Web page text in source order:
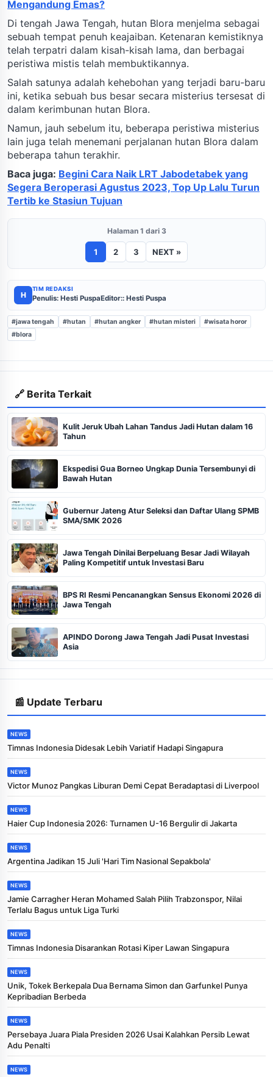
Mengandung Emas?
Di tengah Jawa Tengah, hutan Blora menjelma sebagai
sebuah tempat penuh keajaiban. Ketenaran kemistiknya
telah terpatri dalam kisah-kisah lama, dan berbagai
peristiwa mistis telah membuktikannya.
Salah satunya adalah kehebohan yang terjadi baru-baru
ini, ketika sebuah bus besar secara misterius tersesat di
dalam kerimbunan hutan Blora.
Namun, jauh sebelum itu, beberapa peristiwa misterius
lain juga telah menemani perjalanan hutan Blora dalam
beberapa tahun terakhir.
Baca juga: Begini Cara Naik LRT Jabodetabek yang
Segera Beroperasi Agustus 2023, Top Up Lalu Turun
Tertib ke Stasiun Tujuan
Halaman 1 dari 3
1 2 3 NEXT »
H
TIM REDAKSI
Penulis: Hesti PuspaEditor:: Hesti Puspa
#jawa tengah #hutan #hutan angker #hutan misteri
#wisata horor
#blora
🔗 Berita Terkait
Kulit Jeruk Ubah Lahan Tandus Jadi Hutan dalam 16
Tahun
Ekspedisi Gua Borneo Ungkap Dunia Tersembunyi di
Bawah Hutan
Gubernur Jateng Atur Seleksi dan Daftar Ulang SPMB
SMA/SMK 2026
Jawa Tengah Dinilai Berpeluang Besar Jadi Wilayah
Paling Kompetitif untuk Investasi Baru
BPS RI Resmi Pencanangkan Sensus Ekonomi 2026 di
Jawa Tengah
APINDO Dorong Jawa Tengah Jadi Pusat Investasi
Asia
📰 Update Terbaru
NEWS
Timnas Indonesia Didesak Lebih Variatif Hadapi Singapura
NEWS
Victor Munoz Pangkas Liburan Demi Cepat Beradaptasi di Liverpool
NEWS
Haier Cup Indonesia 2026: Turnamen U-16 Bergulir di Jakarta
NEWS
Argentina Jadikan 15 Juli 'Hari Tim Nasional Sepakbola'
NEWS
Jamie Carragher Heran Mohamed Salah Pilih Trabzonspor, Nilai
Terlalu Bagus untuk Liga Turki
NEWS
Timnas Indonesia Disarankan Rotasi Kiper Lawan Singapura
NEWS
Unik, Tokek Berkepala Dua Bernama Simon dan Garfunkel Punya
Kepribadian Berbeda
NEWS
Persebaya Juara Piala Presiden 2026 Usai Kalahkan Persib Lewat
Adu Penalti
NEWS